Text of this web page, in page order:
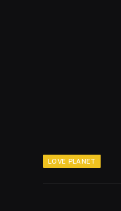
LOVE PLANET